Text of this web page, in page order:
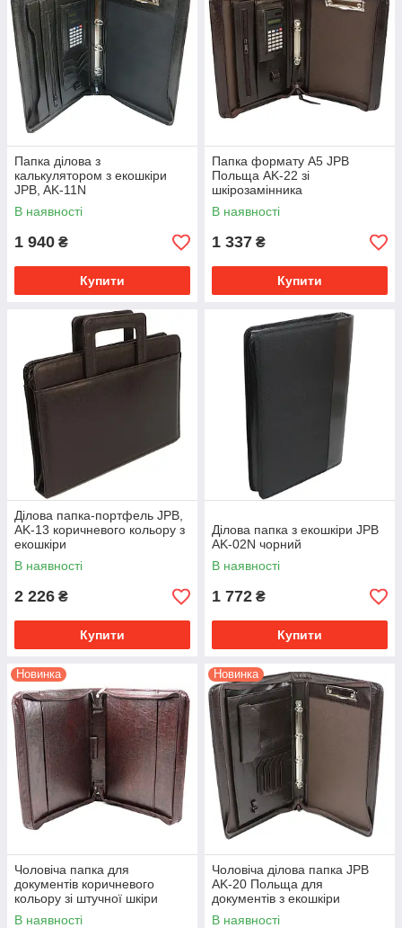
Папка ділова з
калькулятором з екошкіри
JPB, AK-11N
В наявності
1 940 ₴
Купити
Папка формату А5 JPB
Польща AK-22 зі
шкірозамінника
В наявності
1 337 ₴
Купити
Ділова папка-портфель JPB,
AK-13 коричневого кольору з
екошкіри
В наявності
2 226 ₴
Купити
Ділова папка з екошкіри JPB
AK-02N чорний
В наявності
1 772 ₴
Купити
Новинка
Чоловіча папка для
документів коричневого
кольору зі штучної шкіри
Exclusive (Україна)
В наявності
Новинка
Чоловіча ділова папка JPB
AK-20 Польща для
документів з екошкіри
В наявності